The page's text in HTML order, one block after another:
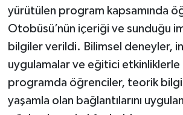
yürütülen program kapsamında
Otobüsü’nün içeriği ve sunduğu
bilgiler verildi. Bilimsel deneyler,
uygulamalar ve eğitici
programda öğrenciler, teorik
yaşamla olan bağlantılarını